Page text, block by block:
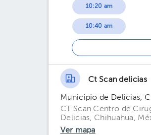
10:20 am
10:40 am
11:20 am
12:00 pm
Ct Scan delicias
Municipio de Delicias,
CT Scan Centro de
Delicias, Chihuahua,
Ver mapa